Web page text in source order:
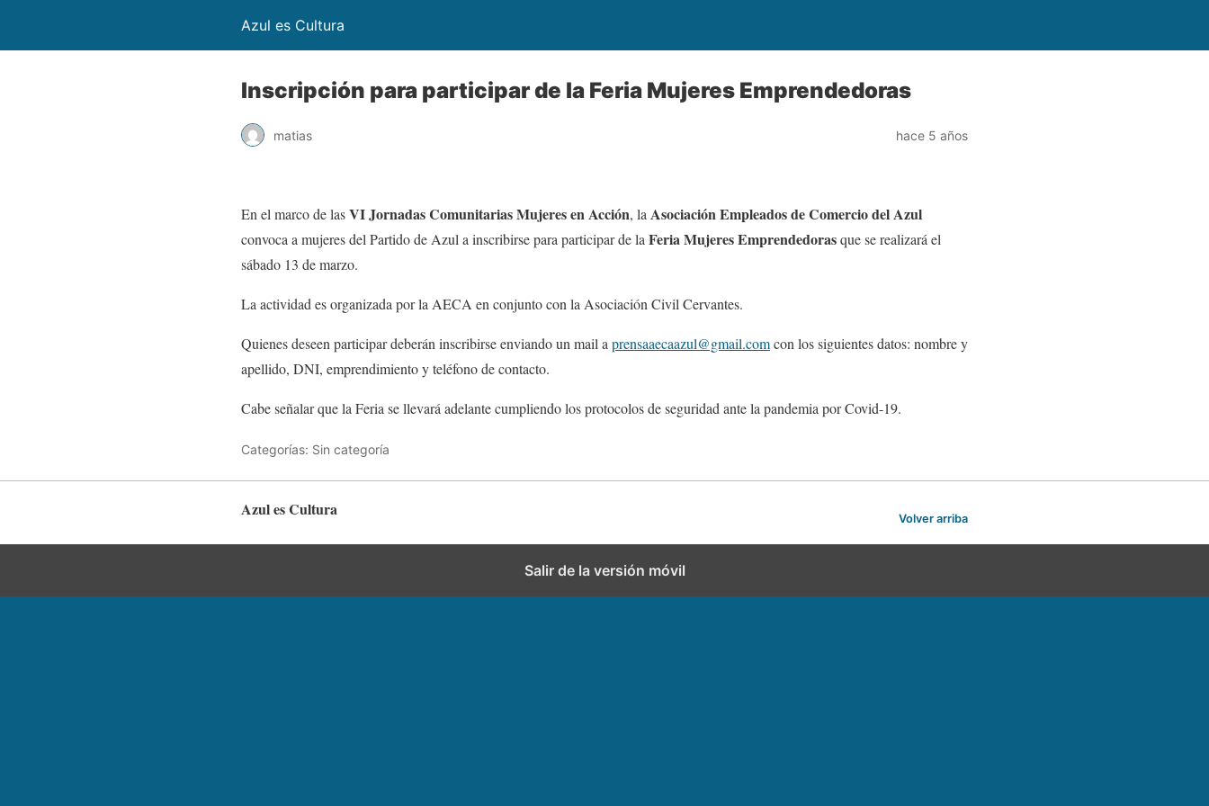
Azul es Cultura
Inscripción para participar de la Feria Mujeres Emprendedoras
matias hace 5 años
En el marco de lasVI Jornadas Comunitarias Mujeres en Acción, la Asociación Empleados de Comercio del Azul
convoca a mujeres del Partido de Azul a inscribirse para participar de la Feria Mujeres Emprendedorasque se realizará el
sábado 13 de marzo.
La actividad es organizada por la AECA en conjunto con la Asociación Civil Cervantes.
Quienes deseen participar deberán inscribirse enviando un mail a prensaaecaazul@gmail.comcon los siguientes datos: nombre y
apellido, DNI, emprendimiento y teléfono de contacto.
Cabe señalar que la Feria se llevará adelante cumpliendo los protocolos de seguridad ante la pandemia por Covid-19.
Categorías: Sin categoría
Azul es Cultura Volver arriba
Salir de la versión móvil